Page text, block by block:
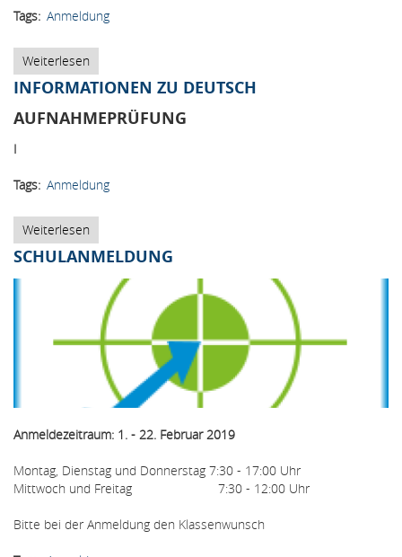
Tags Anmeldung
Weiterlesen
Anmeldung
INFORMATIONEN ZU DEUTSCH
AUFNAHMEPRÜFUNG
I
Tags Anmeldung
Weiterlesen
Informationen
zu
Deutsch
SCHULANMELDUNG
Anmeldezeitraum: 1. - 22. Februar 2019
Montag, Dienstag und Donnerstag 7:30 - 17:00 Uhr
Mittwoch und Freitag 7:30 - 12:00 Uhr
Bitte bei der Anmeldung den Klassenwunsch